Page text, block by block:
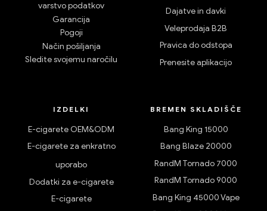
varstvo podatkov
Garancija
Pogoji
Način pošiljanja
Sledite svojemu naročilu
Dajatve in davki
Veleprodaja B2B
Pravica do odstopa
Prenesite aplikacijo
IZDELKI
E-cigarete OEM&ODM
E-cigarete za enkratno
uporabo
Dodatki za e-cigarete
E-cigarete
BREMEN SKLADIŠČE
Bang King 15000
Bang Blaze 20000
RandM Tornado 7000
RandM Tornado 9000
Bang King 45000 Vape